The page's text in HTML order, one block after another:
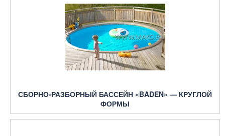
СБОРНО-РАЗБОРНЫЙ БАССЕЙН «BADEN» — КРУГЛОЙ
ФОРМЫ